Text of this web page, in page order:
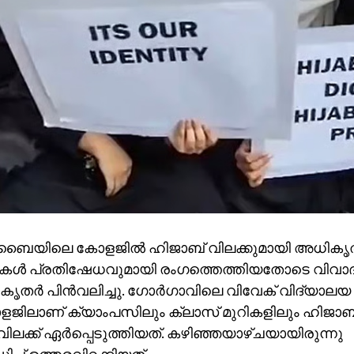
കോളജിൽ ഹിജാബ് വിലക്കുമായി
പ്രതിഷേധവുമായി രം​ഗത്തെത്തിയതോടെ
പിൻവലിച്ചു. ഗോർ​ഗാവിലെ വിവേക്
ക്യാംപസിലും ക്ലാസ് മുറികളിലും
ഏർപ്പെടുത്തിയത്. ​കഴിഞ്ഞയാഴ്ചയായിരുന്നു